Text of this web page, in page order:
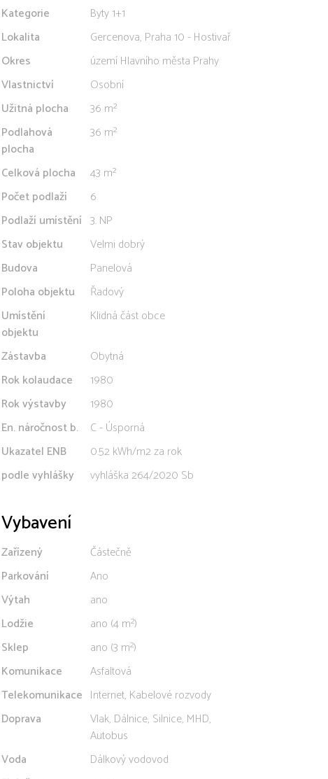
Kategorie
Byty 1+1
Lokalita
Gercenova, Praha 10 - Hostivař
Okres
území Hlavního města Prahy
Vlastnictví
Osobní
Užitná plocha
36 m²
Podlahová
plocha
36 m²
Celková plocha
43 m²
Počet podlaží
6
Podlaží umístění 3. NP
Stav objektu
Velmi dobrý
Budova
Panelová
Poloha objektu
Řadový
Umístění
objektu
Klidná část obce
Zástavba
Obytná
Rok kolaudace
1980
Rok výstavby
1980
En. náročnost b.
C - Úsporná
Ukazatel ENB
0.52 kWh/m2 za rok
podle vyhlášky
vyhláška 264/2020 Sb
Vybavení
Zařízený
Částečně
Parkování
Ano
Výtah
ano
Lodžie
ano (4 m²)
Sklep
ano (3 m²)
Komunikace
Asfaltová
Telekomunikace Internet, Kabelové rozvody
Doprava
Vlak, Dálnice, Silnice, MHD,
Autobus
Voda
Dálkový vodovod